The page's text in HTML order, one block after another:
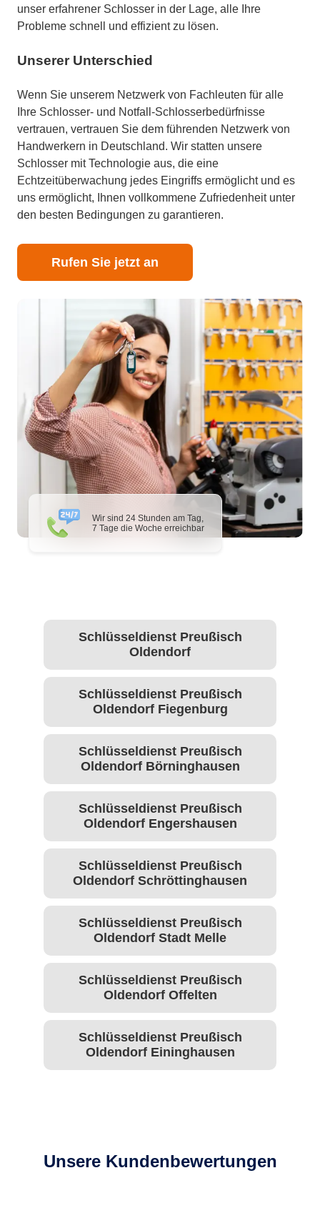
Wir sind 24 Stunden am Tag,
7 Tage die Woche erreichbar
unser erfahrener Schlosser in der Lage, alle Ihre
Probleme schnell und effizient zu lösen.
Unserer Unterschied
Wenn Sie unserem Netzwerk von Fachleuten für alle
Ihre Schlosser- und Notfall-Schlosserbedürfnisse
vertrauen, vertrauen Sie dem führenden Netzwerk von
Handwerkern in Deutschland. Wir statten unsere
Schlosser mit Technologie aus, die eine
Echtzeitüberwachung jedes Eingriffs ermöglicht und es
uns ermöglicht, Ihnen vollkommene Zufriedenheit unter
den besten Bedingungen zu garantieren.
Rufen Sie jetzt an
Schlüsseldienst Preußisch
Oldendorf
Schlüsseldienst Preußisch
Oldendorf Fiegenburg
Schlüsseldienst Preußisch
Oldendorf Börninghausen
Schlüsseldienst Preußisch
Oldendorf Engershausen
Schlüsseldienst Preußisch
Oldendorf Schröttinghausen
Schlüsseldienst Preußisch
Oldendorf Stadt Melle
Schlüsseldienst Preußisch
Oldendorf Offelten
Schlüsseldienst Preußisch
Oldendorf Eininghausen
Unsere Kundenbewertungen